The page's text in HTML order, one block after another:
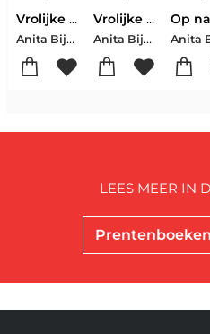
Vrolijke deuntjes
Anita Bijsterbosch
Vrolijke muziekmakers spelen country
Anita Bijsterbosch
LEES MEER IN